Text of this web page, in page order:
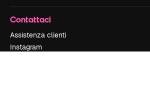
Contattaci
Assistenza clienti
Instagram